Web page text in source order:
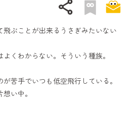
share
飛ぶことが出来るうさぎみたいない
くわからない。そういう種族。
苦手でいつも低空飛行している。
い中。